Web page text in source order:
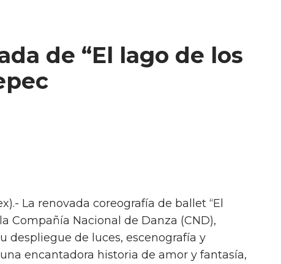
de “El lago de los
La renovada coreografía de ballet “El
Compañía Nacional de Danza (CND),
despliegue de luces, escenografía y
encantadora historia de amor y fantasía,